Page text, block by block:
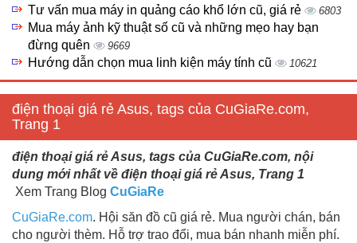
Tư vấn mua máy in quảng cáo khổ lớn cũ, giá rẻ 6803
Mua máy ảnh kỹ thuật số cũ và những mẹo hay bạn
đừng quên
9669
Hướng dẫn chọn mua linh kiện máy tính cũ 10621
điện thoại giá rẻ Asus, tags của CuGiaRe.com,
Trang 1
điện thoại giá rẻ Asus, tags của CuGiaRe.com, nội
dung mới nhất về điện thoại giá rẻ Asus, Trang 1
Xem Trang Blog CuGiaRe
CuGiaRe.com. Hội săn đồ cũ giá rẻ. Mua người chán, bán
cho người thèm. Hỗ trợ trao đổi, mua bán nhanh miễn phí.